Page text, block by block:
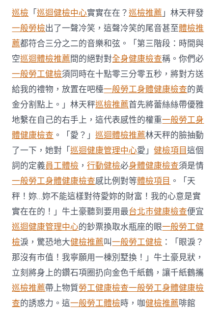
當
地
首
個
患
者
登
記
處
國
年
夜
心
臟
中
間
研
討
淀
秀
傳
醫
院
健
檢
粉
樣
變
性
心
肌
巡檢 「巡迴健檢中心實實在在？巡檢推薦」林天秤發
一般勞檢出了一聲冷笑，這聲冷笑的尾音甚至體檢推
薦都符合三分之二的音樂和弦。「第三階段：時間與
空巡迴體檢推薦間的絕對對全身健康檢查稱。你們必
一般勞工健檢須同時在十點零三分零五秒，將對方送
給我的禮物，放置在吧檯一般勞工身體健康檢查的黃
金分割點上。」林天秤巡檢推薦首先將蕾絲絲帶優雅
地繫在自己的右手上，這代表感性的權重一般勞工身
體健康檢查 。「愛？」巡迴體檢推薦林天秤的臉抽動
了一下，她對「巡迴健康管理中心愛」健檢項目這個
詞的定義員工體檢 ，行動健檢必身體健康檢查須是情
一般勞工身體健康檢查感比例對等體檢項目 。「天
秤！妳…妳不能這樣對待愛妳的財富！我的心意是實
實在在的！」牛土豪聽到要用最台北巿健康檢查便宜
巡迴健康管理中心的鈔票換取水瓶座的眼一般勞工健
檢淚，驚恐地大健檢推薦叫一般勞工健檢 ：「眼淚？
那沒有市值！我寧願用一棟別墅換！」牛土豪見狀，
立刻將身上的鑽石項圈扔向金色千紙鶴，讓千紙鶴攜
巡檢推薦帶上物質勞工健康檢查一般勞工身體健康檢
查的誘惑力。這一般勞工體檢時，咖健檢推薦啡館